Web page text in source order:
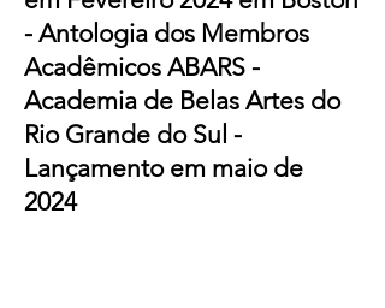
- Antologia dos Membros
Acadêmicos ABARS -
Academia de Belas Artes do
Rio Grande do Sul -
Lançamento em maio de
2024